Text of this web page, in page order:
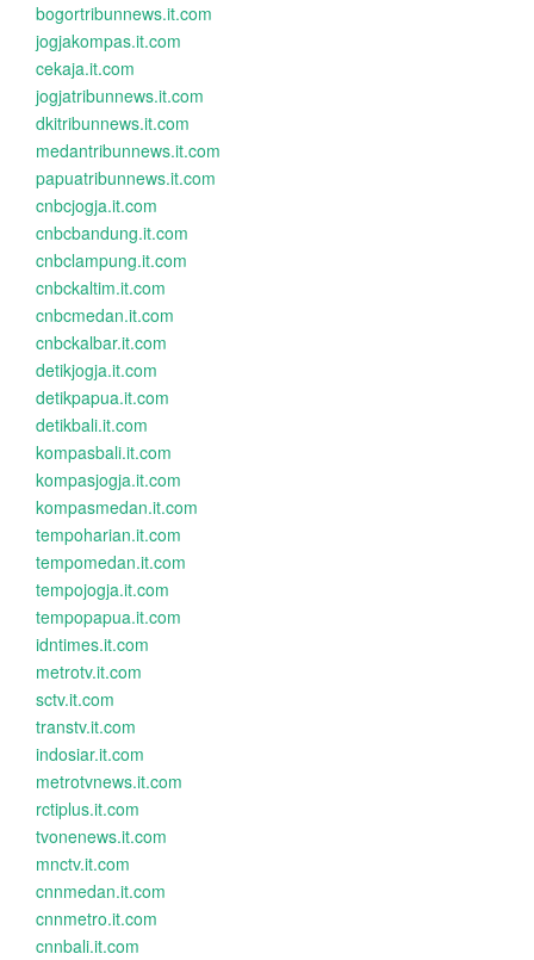
bogortribunnews.it.com
jogjakompas.it.com
cekaja.it.com
jogjatribunnews.it.com
dkitribunnews.it.com
medantribunnews.it.com
papuatribunnews.it.com
cnbcjogja.it.com
cnbcbandung.it.com
cnbclampung.it.com
cnbckaltim.it.com
cnbcmedan.it.com
cnbckalbar.it.com
detikjogja.it.com
detikpapua.it.com
detikbali.it.com
kompasbali.it.com
kompasjogja.it.com
kompasmedan.it.com
tempoharian.it.com
tempomedan.it.com
tempojogja.it.com
tempopapua.it.com
idntimes.it.com
metrotv.it.com
sctv.it.com
transtv.it.com
indosiar.it.com
metrotvnews.it.com
rctiplus.it.com
tvonenews.it.com
mnctv.it.com
cnnmedan.it.com
cnnmetro.it.com
cnnbali.it.com